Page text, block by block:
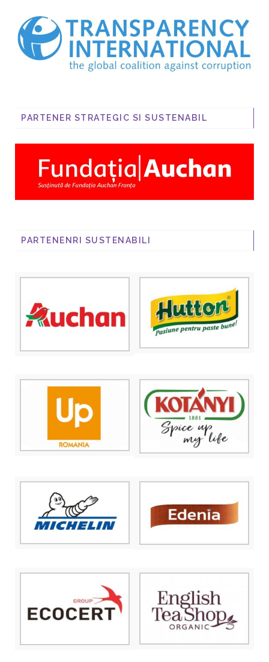
PARTENER STRATEGIC SI SUSTENABIL
PARTENENRI SUSTENABILI